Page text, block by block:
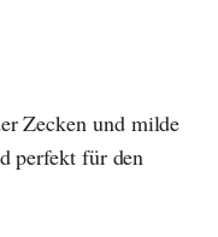
Zecken und milde
perfekt für den